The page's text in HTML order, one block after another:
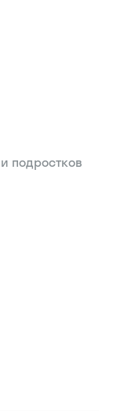
подростков